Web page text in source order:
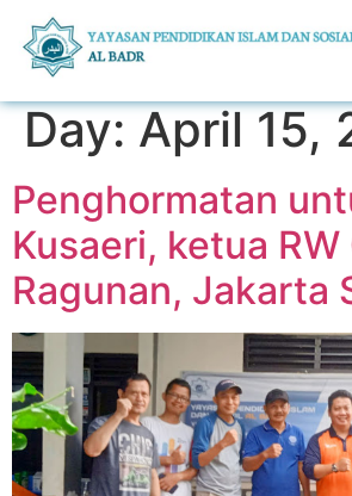
Day: April 15,
Penghormatan
Kusaeri, ketua
Ragunan, Jakarta